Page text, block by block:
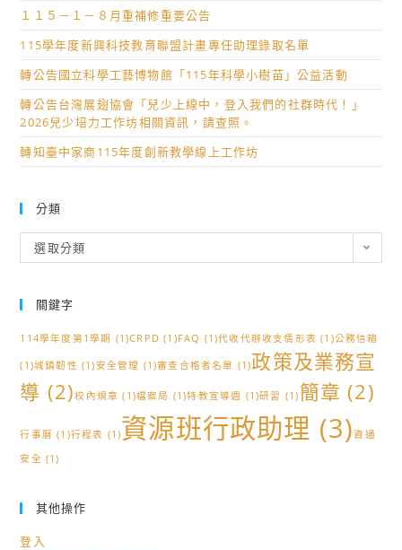
１１５－１－８月重補修重要公告
115學年度新興科技教育聯盟計畫專任助理錄取名單
轉公告國立科學工藝博物館「115年科學小樹苗」公益活動
轉公告台灣展翅協會「兒少上線中，登入我們的社群時代！」
2026兒少培力工作坊相關資訊，請查照。
轉知臺中家商115年度創新教學線上工作坊
分類
類
選取分類
關鍵字
114學年度第1學期 (1)CRPD (1)FAQ (1)代收代辦收支情形表 (1)公務信箱
(1)城鎮韌性 (1)安全管理 (1)審查合格者名單 (1)政策及業務宣
導 (2)校內規章 (1)檔案局 (1)特教宣導週 (1)研習 (1) 簡章 (2)
行事曆 (1)行程表 (1)資源班行政助理 (3)資通
安全 (1)
其他操作
登入